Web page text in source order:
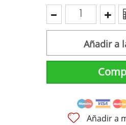
Añadir a
Añadir a